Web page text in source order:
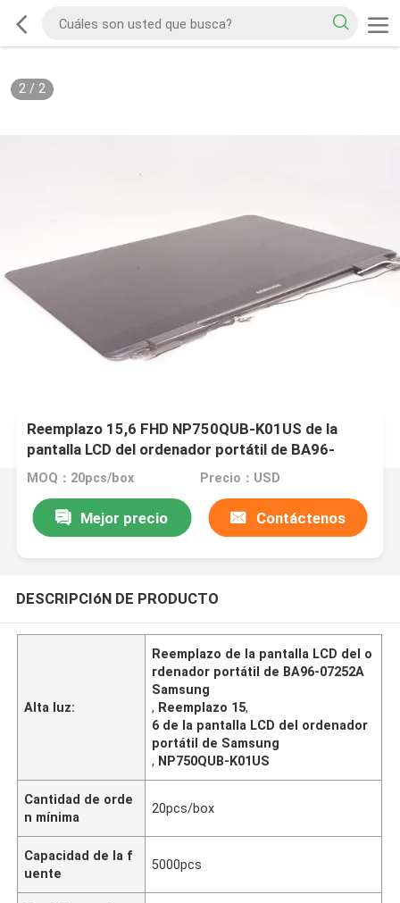
2/ 2
Reemplazo 15,6 FHD NP750QUB-K01US de la
pantalla LCD del ordenador portátil de BA96-
07252A Samsung
MOQ：20pcs/box Precio：USD
Mejor precio Contáctenos
DESCRIPCIóN DE PRODUCTO
Alta luz:
Reemplazo de la pantalla LCD del o
rdenador portátil de BA96-07252A
Samsung
, Reemplazo 15,
6 de la pantalla LCD del ordenador
portátil de Samsung
, NP750QUB-K01US
Cantidad de orde
n mínima
20pcs/box
Capacidad de la f
uente
5000pcs